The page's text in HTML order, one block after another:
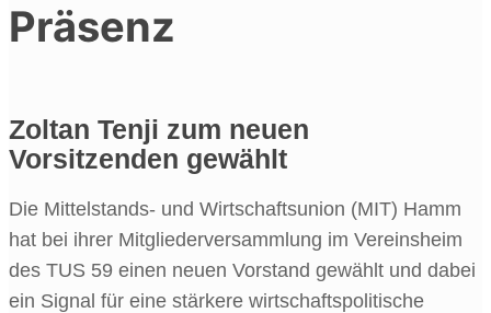
Präsenz
Zoltan Tenji zum neuen
Vorsitzenden gewählt
Die Mittelstands- und Wirtschaftsunion (MIT) Hamm
hat bei ihrer Mitgliederversammlung im Vereinsheim
des TUS 59 einen neuen Vorstand gewählt und dabei
ein Signal für eine stärkere wirtschaftspolitische